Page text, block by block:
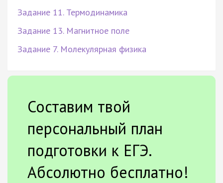
Задание 11. Термодинамика
Задание 13. Магнитное поле
Задание 7. Молекулярная физика
Составим твой
персональный план
подготовки к ЕГЭ.
Абсолютно бесплатно!